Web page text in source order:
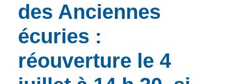
des Anciennes
écuries :
réouverture le 4